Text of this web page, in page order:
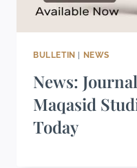
BULLETIN | NEWS
News:
Maqasid
Today